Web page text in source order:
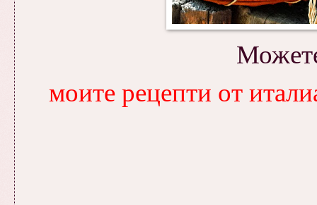
моите рецепти от